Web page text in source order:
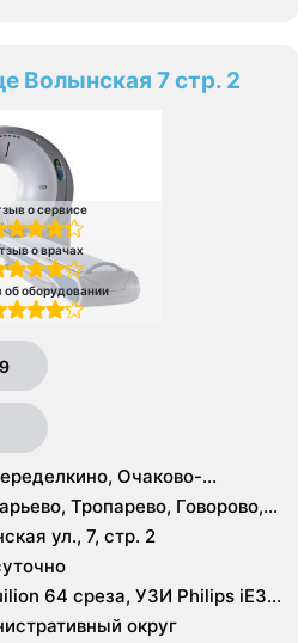
Волынская 7 стр. 2
о сервисе
о врачах
об оборудовании
Очаково-
Солнцево,
Тропарево, Говорово,
Луг, Боровское
ул., 7, стр. 2
64 среза, УЗИ Philips iE33,
U5
округ